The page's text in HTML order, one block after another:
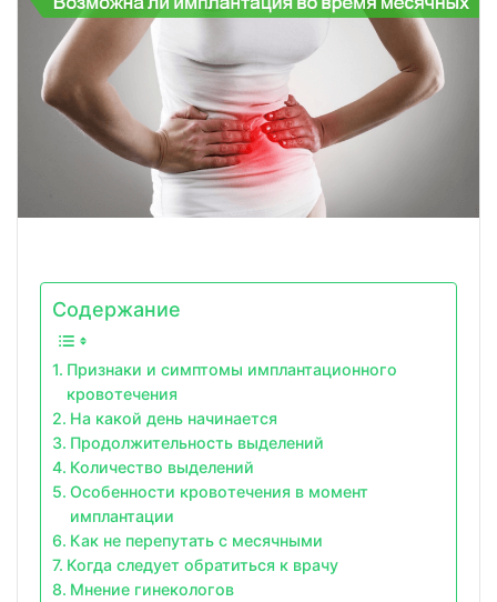
Содержание
Признаки и симптомы имплантационного
кровотечения
На какой день начинается
Продолжительность выделений
Количество выделений
Особенности кровотечения в момент
имплантации
Как не перепутать с месячными
Когда следует обратиться к врачу
Мнение гинекологов